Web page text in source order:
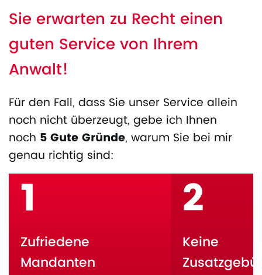
Sie erwarten zu Recht einen
guten Service von Ihrem
Anwalt!
Für den Fall, dass Sie unser Service allein
noch nicht überzeugt, gebe ich Ihnen
noch 5 Gute Gründe, warum Sie bei mir
genau richtig sind:
1
Zufriedene
Mandanten
2
Keine